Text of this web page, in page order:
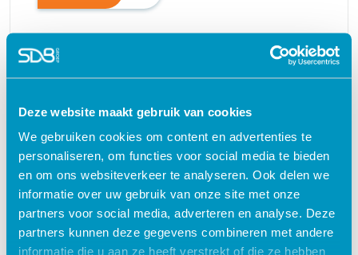
Deze website maakt gebruik van cookies
We gebruiken cookies om content en advertenties te
personaliseren, om functies voor social media te bieden
en om ons websiteverkeer te analyseren. Ook delen we
informatie over uw gebruik van onze site met onze
partners voor social media, adverteren en analyse. Deze
partners kunnen deze gegevens combineren met andere
informatie die u aan ze heeft verstrekt of die ze hebben
e-learning?
Flexibel – leer op je eigen manier en tempo
Praktijkgericht – ontwikkeld samen met
zorgprofessionals
Interactieve en aantrekkelijke leermethoden